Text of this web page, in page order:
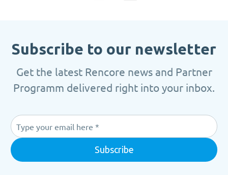
Subscribe to our newsletter
Get the latest Rencore news and Partner
Programm delivered right into your inbox.